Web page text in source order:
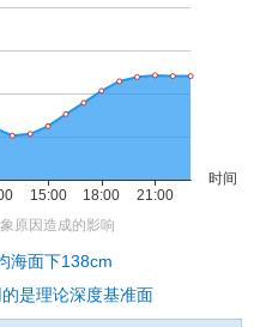
海面下138cm
的是理论深度基准面